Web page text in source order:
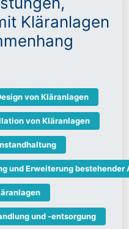
Kläranlagen
von Kläranlagen
von Kläranlagen
und Erweiterung bestehender
und -entsorgung